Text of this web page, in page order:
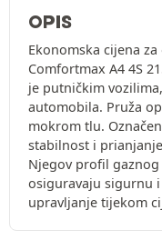
OPIS
Ekonomska cijena
Comfortmax A4 4S
je putničkim
automobila. Pruža
mokrom tlu.
stabilnost i
Njegov profil
osiguravaju sigurnu
upravljanje tijekom